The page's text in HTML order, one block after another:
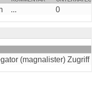
... 0
(magnalister) Zugriff